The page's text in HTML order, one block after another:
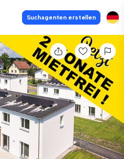
Suchagenten erstellen